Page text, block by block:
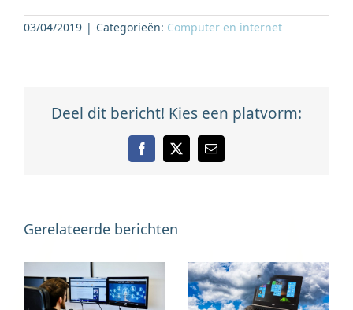
03/04/2019 | Categorieën: Computer en internet
Deel dit bericht! Kies een platvorm:
Facebook
X
E-
Gerelateerde berichten